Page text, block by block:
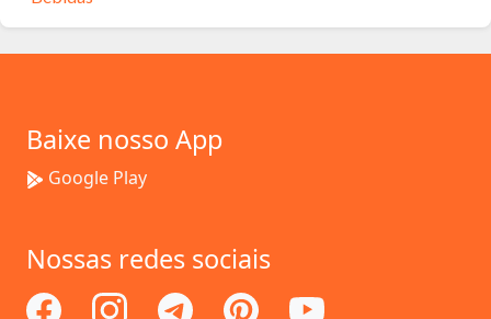
Baixe nosso App
Google Play
Nossas redes sociais